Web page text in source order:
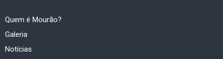
Quem é Mourão?
Galeria
Notícias